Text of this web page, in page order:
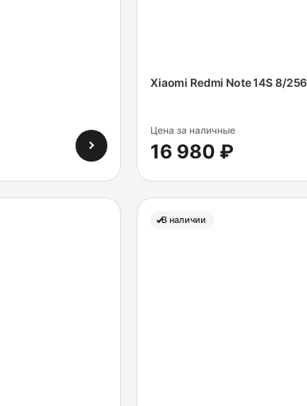
Xiaomi Redmi Note 14S 8/
Цена за наличные
16 980 ₽
В наличии